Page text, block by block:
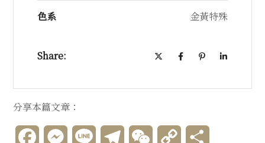
色系 金黃特殊
Share:
分享本篇文章：
FacebookMessenger
Line TelegramWeChat Copy